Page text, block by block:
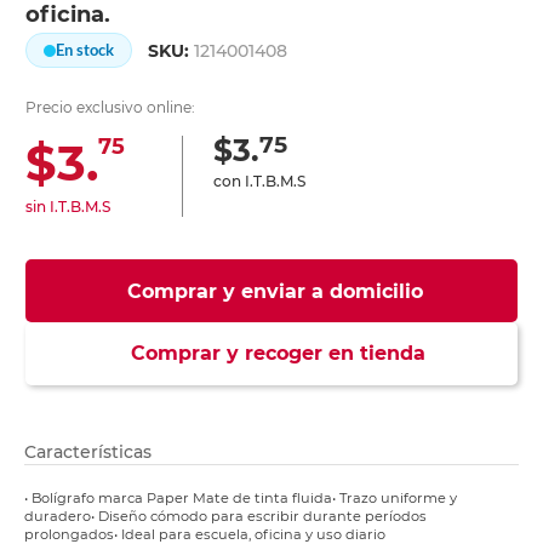
oficina.
En stock SKU:1214001408
Precio exclusivo online:
$3.75
sin I.T.B.M.S
$3.75
con I.T.B.M.S
Comprar y enviar a domicilio
Comprar y recoger en tienda
Características
• Bolígrafo marca Paper Mate de tinta fluida• Trazo uniforme y
duradero• Diseño cómodo para escribir durante períodos
prolongados• Ideal para escuela, oficina y uso diario